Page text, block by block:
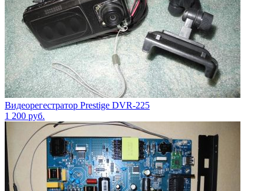
Видеорегестратор Prestige DVR-225
1 200 руб.